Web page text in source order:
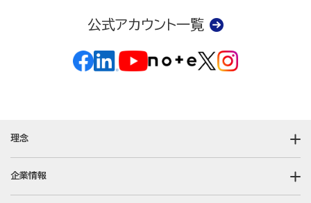
公式アカウント一覧
理念
企業情報